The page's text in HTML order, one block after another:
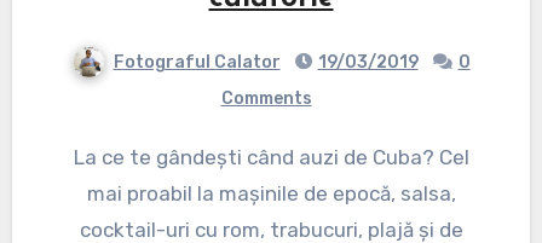
Fotograful Calator 19/03/2019
0
Comments
La ce te gândești când auzi de Cuba? Cel
mai proabil la mașinile de epocă, salsa,
cocktail-uri cu rom, trabucuri, plajă și de